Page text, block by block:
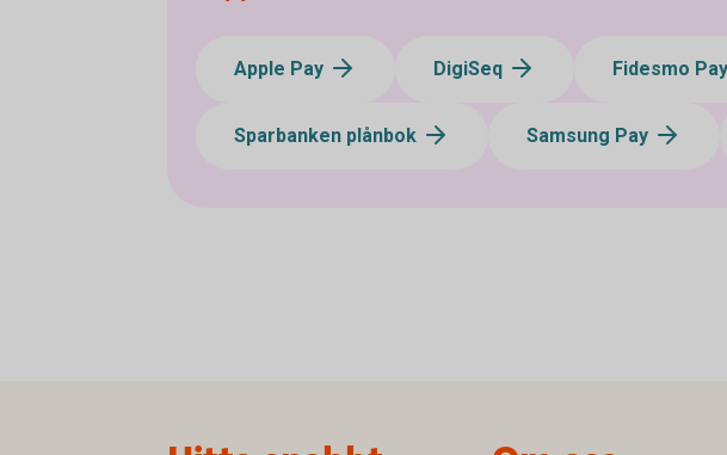
Apple Pay DigiSeq Fidesmo Pay
Sparbanken plånbok Samsung Pay